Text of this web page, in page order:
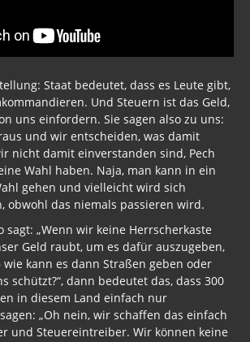
Staat bedeutet, dass es Leute gibt,
Und Steuern ist das Geld,
uns einfordern. Sie sagen also zu uns:
und wir entscheiden, was damit
nicht damit einverstanden sind, Pech
Wahl haben. Naja, man kann in ein
gehen und vielleicht wird sich
obwohl das niemals passieren wird.
sagt: „Wenn wir keine Herrscherkaste
Geld raubt, um es dafür auszugeben,
wie kann es dann Straßen geben oder
schützt?“, dann bedeutet das, dass 300
in diesem Land einfach nur
„Oh nein, wir schaffen das einfach
und Steuereintreiber. Wir können keine